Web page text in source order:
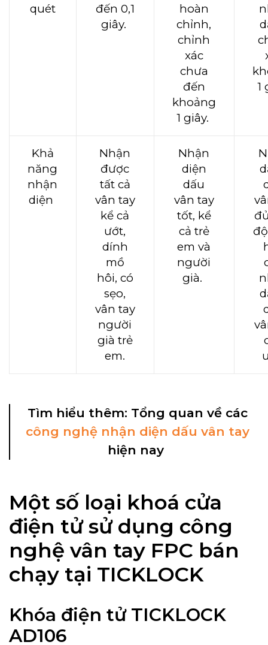
quét
đến 0,1
giây.
hoàn
chỉnh,
chỉnh
xác
chưa
đến
khoảng
1 giây.
1
Khả
năng
nhận
diện
Nhận
được
tất cả
vân tay
kể cả
ướt,
dính
mồ
hôi, có
sẹo,
vân tay
người
già trẻ
em.
Nhận
diện
dấu
vân tay
tốt, kể
cả trẻ
em và
người
già.
Tìm hiểu thêm: Tổng quan về các
công nghệ nhận diện dấu vân tay
hiện nay
Một số loại khoá cửa
điện tử sử dụng công
nghệ vân tay FPC bán
chạy tại TICKLOCK
Khóa điện tử TICKLOCK
AD106